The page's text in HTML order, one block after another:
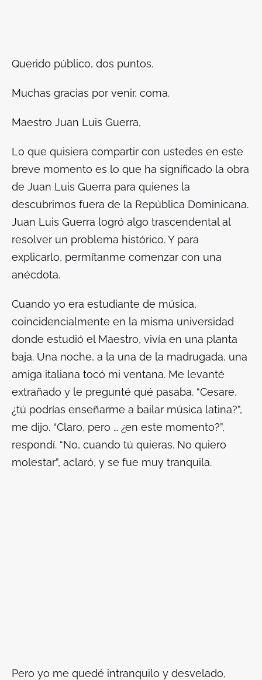
Querido público, dos puntos.
Muchas gracias por venir, coma.
Maestro Juan Luis Guerra,
Lo que quisiera compartir con ustedes en este
breve momento es lo que ha significado la obra
de Juan Luis Guerra para quienes la
descubrimos fuera de la República Dominicana.
Juan Luis Guerra logró algo trascendental al
resolver un problema histórico. Y para
explicarlo, permítanme comenzar con una
anécdota.
Cuando yo era estudiante de música,
coincidencialmente en la misma universidad
donde estudió el Maestro, vivía en una planta
baja. Una noche, a la una de la madrugada, una
amiga italiana tocó mi ventana. Me levanté
extrañado y le pregunté qué pasaba. “Cesare,
¿tú podrías enseñarme a bailar música latina?”,
me dijo. “Claro, pero … ¿en este momento?”,
respondí. “No, cuando tú quieras. No quiero
molestar”, aclaró, y se fue muy tranquila.
Pero yo me quedé intranquilo y desvelado,